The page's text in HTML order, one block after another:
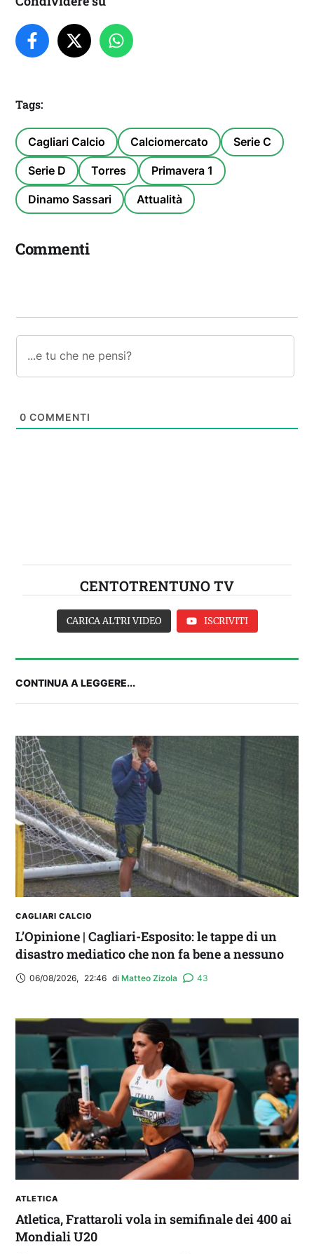
Tags:
Cagliari Calcio Calciomercato Serie C
Serie D Torres Primavera 1
Dinamo Sassari Attualità
Commenti
0 COMMENTI
CENTOTRENTUNO TV
Balliana: “Firmare con la Bora è come andare al
Real Madrid. Ora obiettivo Lunigiana”
CARICA ALTRI VIDEO ISCRIVITI
CONTINUA A LEGGERE...
CAGLIARI CALCIO
L’Opinione | Cagliari-Esposito: le tappe di un
disastro mediatico che non fa bene a nessuno
06/08/2026, 22:46 di Matteo Zizola 43
ATLETICA
Atletica, Frattaroli vola in semifinale dei 400 ai
Mondiali U20